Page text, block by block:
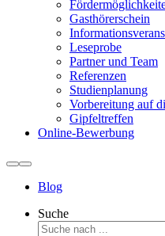
Gasthörerschein
Leseprobe
Partner und Team
Referenzen
Studienplanung
Vorbereitung auf
Gipfeltreffen
Online-Bewerbung
Blog
Suche